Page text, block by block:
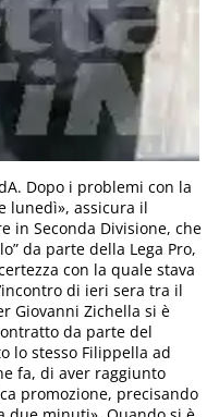
Dopo i problemi con la
lunedì», assicura il
in Seconda Divisione, che
da parte della Lega Pro,
con la quale stava
di ieri sera tra il
Giovanni Zichella si è
da parte del
lo stesso Filippella ad
fa, di aver raggiunto
promozione, precisando